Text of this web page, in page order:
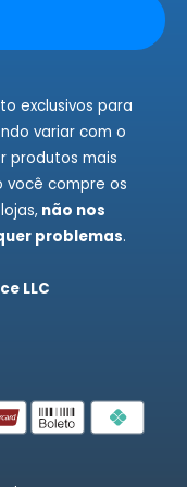
exclusivos para
variar com o
produtos mais
você compre os
não nos
problemas.
LLC